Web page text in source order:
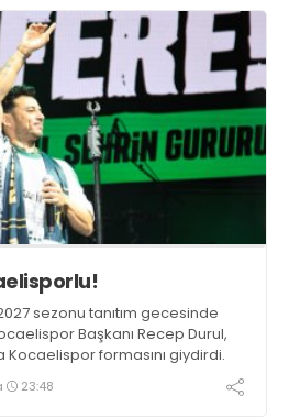
sezonu tanıtım gecesinde
Başkanı Recep Durul,
Kocaelispor formasını giydirdi.
23:48